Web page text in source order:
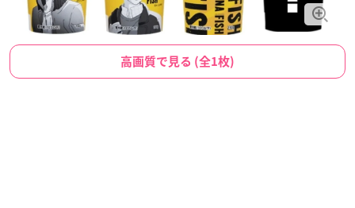
高画質で見る (全1枚)